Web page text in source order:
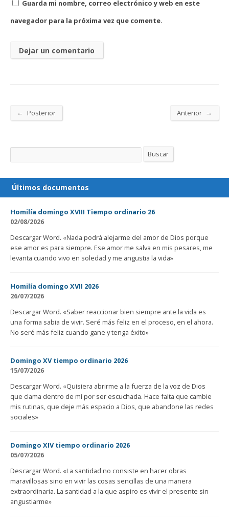
Guarda mi nombre, correo electrónico y web en este
navegador para la próxima vez que comente.
← Posterior Anterior →
Buscar Buscar
Últimos documentos
Homilía domingo XVIII Tiempo ordinario 26
02/08/2026
Descargar Word. «Nada podrá alejarme del amor de Dios porque
ese amor es para siempre. Ese amor me salva en mis pesares, me
levanta cuando vivo en soledad y me angustia la vida»
Homilía domingo XVII 2026
26/07/2026
Descargar Word. «Saber reaccionar bien siempre ante la vida es
una forma sabia de vivir. Seré más feliz en el proceso, en el ahora.
No seré más feliz cuando gane y tenga éxito»
Domingo XV tiempo ordinario 2026
15/07/2026
Descargar Word. «Quisiera abrirme a la fuerza de la voz de Dios
que clama dentro de mí por ser escuchada. Hace falta que cambie
mis rutinas, que deje más espacio a Dios, que abandone las redes
sociales»
Domingo XIV tiempo ordinario 2026
05/07/2026
Descargar Word. «La santidad no consiste en hacer obras
maravillosas sino en vivir las cosas sencillas de una manera
extraordinaria. La santidad a la que aspiro es vivir el presente sin
angustiarme»